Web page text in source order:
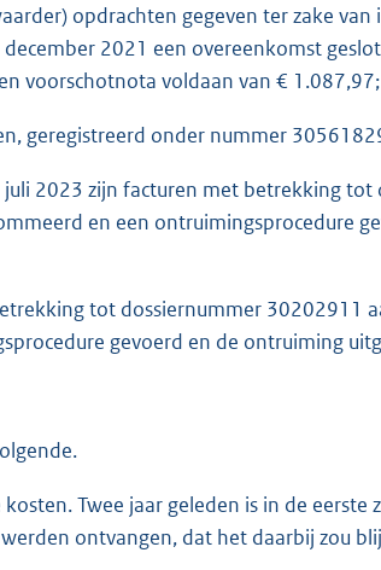
opdrachten gegeven ter zake van
2021 een overeenkomst
voorschotnota voldaan van € 1.087,97;
geregistreerd onder nummer
2023 zijn facturen met betrekking tot
en een ontruimingsprocedure
tot dossiernummer 30202911
gevoerd en de ontruiming
Twee jaar geleden is in de eerste
ontvangen, dat het daarbij zou